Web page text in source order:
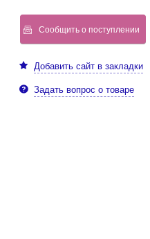
Сообщить о поступлении
Добавить сайт в закладки
Задать вопрос о товаре